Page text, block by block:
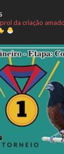
da criação